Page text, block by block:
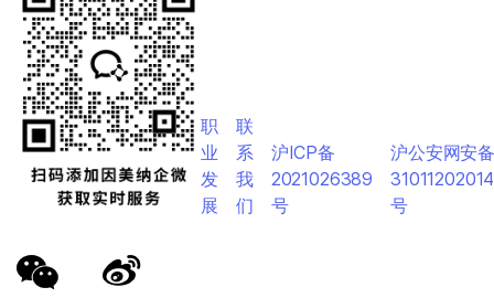
职
业
发
展
联
系
我
们
沪ICP备
2021026389
号
沪公安网安
号